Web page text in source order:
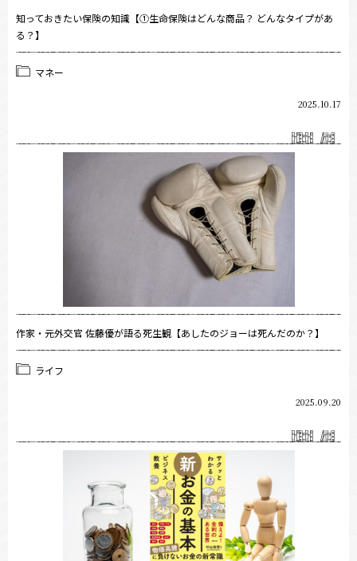
知っておきたい保険の知識【①生命保険はどんな商品？ どんなタイプがあ
る？】
マネー
2025.10.17
作家・元外交官 佐藤優が語る死生観【あしたのジョーは死んだのか？】
ライフ
2025.09.20